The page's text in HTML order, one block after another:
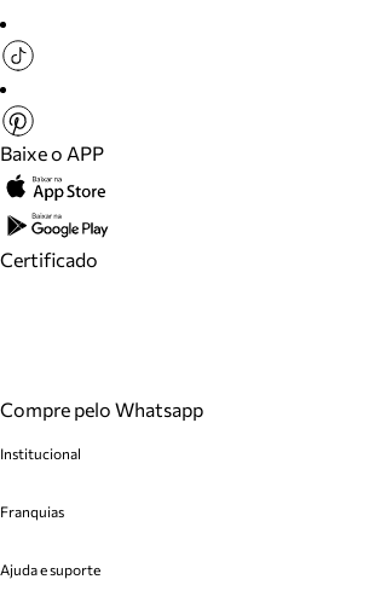
Baixe o APP
Certificado
Compre pelo Whatsapp
Institucional
Cashback
Venda Corporativa
Franquias
Plano de Negócio
Ajuda e suporte